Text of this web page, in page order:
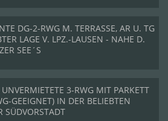
DG-2-RWG M. TERRASSE, AR U. TG
LAGE V. LPZ.-LAUSEN - NAHE D.
SEE´S
UNVERMIETETE 3-RWG MIT PARKETT
GEEIGNET) IN DER BELIEBTEN
SÜDVORSTADT